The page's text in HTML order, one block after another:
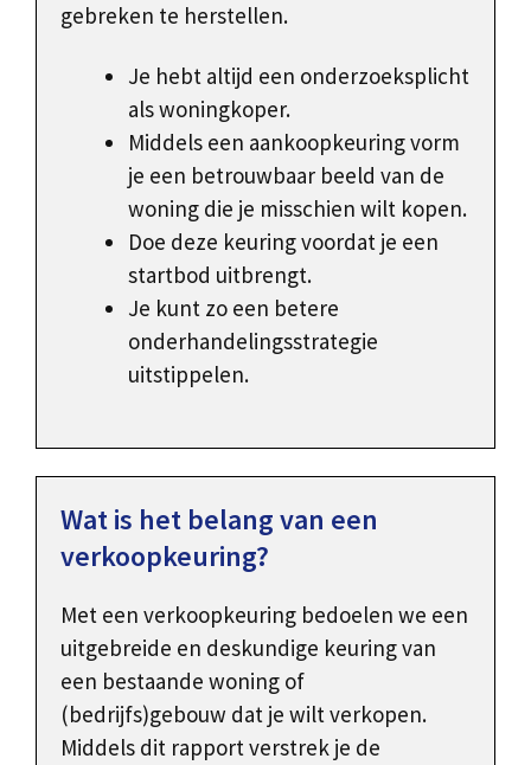
gebreken te herstellen.
Je hebt altijd een onderzoeksplicht
als woningkoper.
Middels een aankoopkeuring vorm
je een betrouwbaar beeld van de
woning die je misschien wilt kopen.
Doe deze keuring voordat je een
startbod uitbrengt.
Je kunt zo een betere
onderhandelingsstrategie
uitstippelen.
Wat is het belang van een
verkoopkeuring?
Met een verkoopkeuring bedoelen we een
uitgebreide en deskundige keuring van
een bestaande woning of
(bedrijfs)gebouw dat je wilt verkopen.
Middels dit rapport verstrek je de